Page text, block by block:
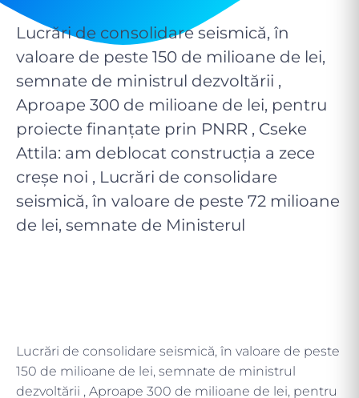
Lucrări de consolidare seismică, în
valoare de peste 150 de milioane de lei,
semnate de ministrul dezvoltării ,
Aproape 300 de milioane de lei, pentru
proiecte finanțate prin PNRR , Cseke
Attila: am deblocat construcția a zece
creșe noi , Lucrări de consolidare
seismică, în valoare de peste 72 milioane
de lei, semnate de Ministerul
Lucrări de consolidare seismică, în valoare de peste
150 de milioane de lei, semnate de ministrul
dezvoltării , Aproape 300 de milioane de lei, pentru